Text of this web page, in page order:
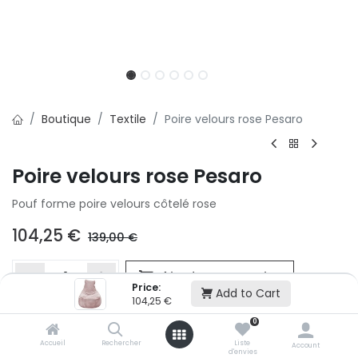
Price:
104,25 € Add to Cart
Accueil Rechercher
0
Liste
d'envies
Account
Boutique Textile Poire velours rose Pesaro
Poire velours rose Pesaro
Pouf forme poire velours côtelé rose
104,25 € 139,00€
Ajouter au panier
Ajouter à la liste d'envie
Si vous ne pouvez pas ajouter cet article dans votre panier